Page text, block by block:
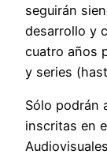
seguirán
desarrollo y
cuatro años
y series
Sólo podrán
inscritas en